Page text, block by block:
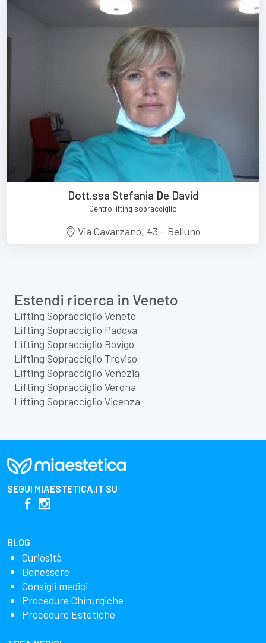
Dott.ssa Stefania De David
Centro lifting sopracciglio
Via Cavarzano, 43 - Belluno
Estendi ricerca in Veneto
Lifting Sopracciglio Veneto
Lifting Sopracciglio Padova
Lifting Sopracciglio Rovigo
Lifting Sopracciglio Treviso
Lifting Sopracciglio Venezia
Lifting Sopracciglio Verona
Lifting Sopracciglio Vicenza
SEGUI MIAESTETICA.IT SU
BLOG
Curiosità
Benessere
Consigli medici
Procedure Chirurgiche
Procedure Estetiche